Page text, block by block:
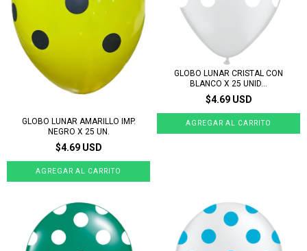
GLOBO LUNAR AMARILLO IMP.
NEGRO X 25 UN.
$4.69 USD
GLOBO LUNAR CRISTAL CON
BLANCO X 25 UNID...
$4.69 USD